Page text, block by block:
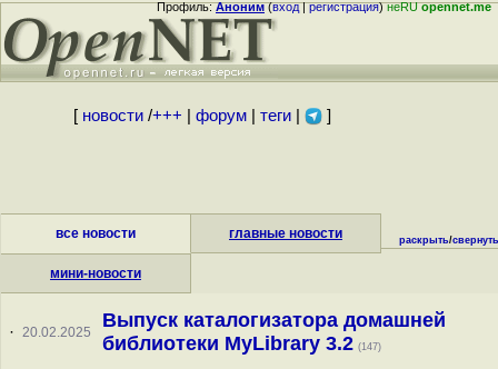
Профиль:Аноним(вход|регистрация)неRUopennet.me
[ новости/+++ форум| теги| ]
все новости главные новости
мини-новости
раскрыть/свернуть
· 20.02.2025
Выпуск каталогизатора домашней
библиотеки MyLibrary 3.2 (147)